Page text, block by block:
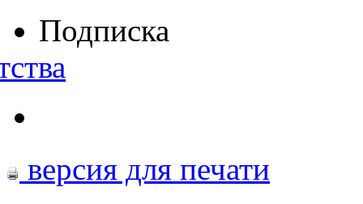
Подписка
версия для печати